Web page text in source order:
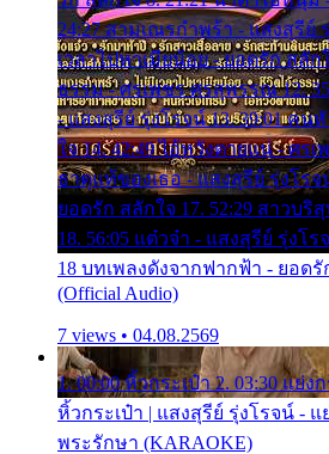
24:27 สามเณรกำพร้า - แสงสุรีย์
เวลาไปหาเมียน้อย - ยอดรัก สลัก
ธรรม - ศรเพชร ศรสุพรรณ 12.
- แสงสุรีย์ รุ่งโรจน์ 13. 39:01 คน
ใจ 14. 42:49 ไอ้หวังตายแน่ - ศร
ธาตุแท้ของเธอ - แสงสุรีย์ รุ่งโรจ
ยอดรัก สลักใจ 17. 52:29 สาวบ
18. 56:05 แต๋วจ๋า - แสงสุรีย์ รุ่งโร
18 บทเพลงดังจากฟากฟ้า - ยอด
(Official Audio)
7 views • 04.08.2569
1. 00:00 หิ้วกระเป๋า 2. 03:30 แย่ง
หิ้วกระเป๋า | แสงสุรีย์ รุ่งโรจน์ - แ
พระรักษา (KARAOKE)